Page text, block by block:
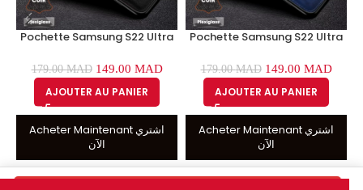
Pochette Samsung S22 Ultra
Coque Antichoc
179.00MAD 149.00 MAD
AJOUTER AU PANIER
Acheter Maintenant اشتري
الآن
Pochette Samsung S22 Ultra
Coque Antichoc
179.00MAD 149.00 MAD
AJOUTER AU PANIER
Acheter Maintenant اشتري
الآن